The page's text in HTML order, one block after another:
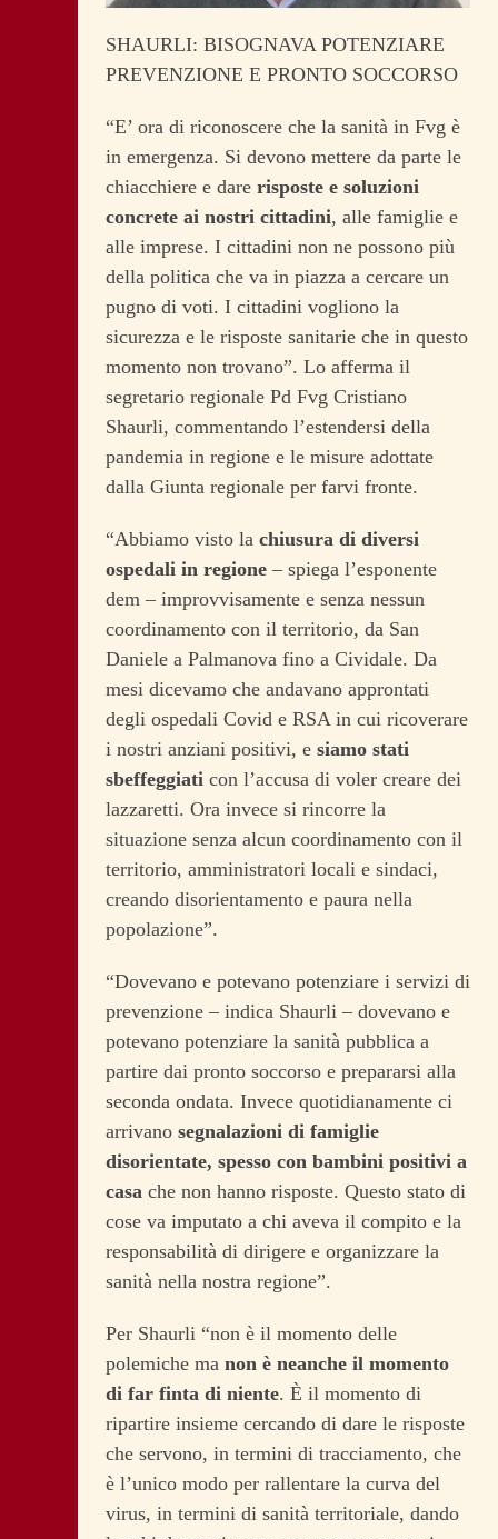
SHAURLI: BISOGNAVA POTENZIARE
PREVENZIONE E PRONTO SOCCORSO
“E’ ora di riconoscere che la sanità in Fvg è
in emergenza. Si devono mettere da parte le
chiacchiere e dare risposte e soluzioni
concrete ai nostri cittadini, alle famiglie e
alle imprese. I cittadini non ne possono più
della politica che va in piazza a cercare un
pugno di voti. I cittadini vogliono la
sicurezza e le risposte sanitarie che in questo
momento non trovano”. Lo afferma il
segretario regionale Pd Fvg Cristiano
Shaurli, commentando l’estendersi della
pandemia in regione e le misure adottate
dalla Giunta regionale per farvi fronte.
“Abbiamo visto la chiusura di diversi
ospedali in regione – spiega l’esponente
dem – improvvisamente e senza nessun
coordinamento con il territorio, da San
Daniele a Palmanova fino a Cividale. Da
mesi dicevamo che andavano approntati
degli ospedali Covid e RSA in cui ricoverare
i nostri anziani positivi, e siamo stati
sbeffeggiati con l’accusa di voler creare dei
lazzaretti. Ora invece si rincorre la
situazione senza alcun coordinamento con il
territorio, amministratori locali e sindaci,
creando disorientamento e paura nella
popolazione”.
“Dovevano e potevano potenziare i servizi di
prevenzione – indica Shaurli – dovevano e
potevano potenziare la sanità pubblica a
partire dai pronto soccorso e prepararsi alla
seconda ondata. Invece quotidianamente ci
arrivano segnalazioni di famiglie
disorientate, spesso con bambini positivi a
casa che non hanno risposte. Questo stato di
cose va imputato a chi aveva il compito e la
responsabilità di dirigere e organizzare la
sanità nella nostra regione”.
Per Shaurli “non è il momento delle
polemiche ma non è neanche il momento
di far finta di niente. È il momento di
ripartire insieme cercando di dare le risposte
che servono, in termini di tracciamento, che
è l’unico modo per rallentare la curva del
virus, in termini di sanità territoriale, dando